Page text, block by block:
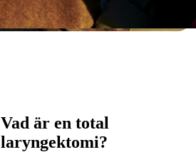
Vad är en total
laryngektomi?